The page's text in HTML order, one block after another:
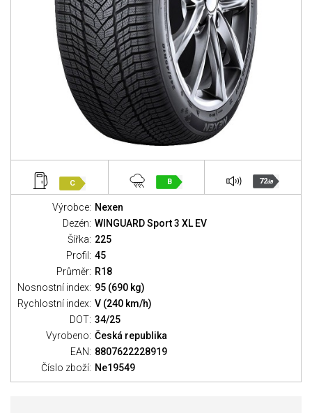
C B 72dB
Výrobce: Nexen
Dezén: WINGUARD Sport 3 XL EV
Šířka: 225
Profil: 45
Průměr: R18
Nosnostní index: 95 (690 kg)
Rychlostní index: V (240 km/h)
DOT: 34/25
Vyrobeno: Česká republika
EAN: 8807622228919
Číslo zboží: Ne19549